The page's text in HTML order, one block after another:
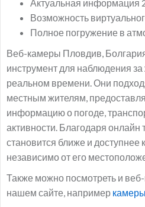
Актуальная информация
Возможность
Полное погружение в
Веб-камеры Пловдив,
инструмент для наблюдения
реальном времени. Они
местным жителям,
информацию о погоде,
активности. Благодаря
становится ближе и
независимо от его
Также можно посмотреть и
нашем сайте, например